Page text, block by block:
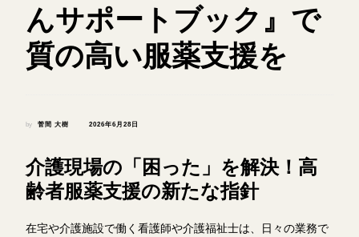
んサポートブック』で
質の高い服薬支援を
by 菅間 大樹 2026年6月28日
介護現場の「困った」を解決！高
齢者服薬支援の新たな指針
在宅や介護施設で働く看護師や介護福祉士は、日々の業務で